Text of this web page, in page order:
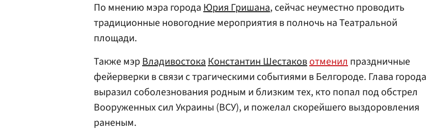
По мнению мэра городаЮрия Гришана, сейчас неуместно проводить
традиционные новогодние мероприятия в полночь на Театральной
площади.
Также мэрВладивостокаКонстантин Шестаковотменилпраздничные
фейерверки в связи с трагическими событиями в Белгороде. Глава города
выразил соболезнования родным и близким тех, кто попал под обстрел
Вооруженных сил Украины (ВСУ), и пожелал скорейшего выздоровления
раненым.